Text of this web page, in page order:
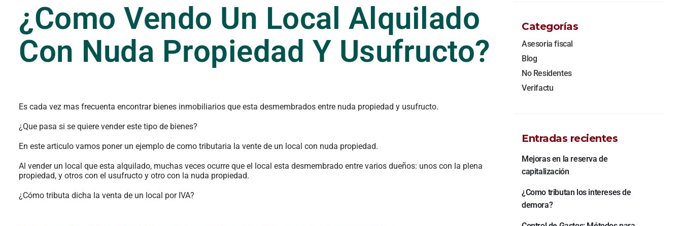
¿Como Vendo Un Local Alquilado
Con Nuda Propiedad Y Usufructo?
Es cada vez mas frecuenta encontrar bienes inmobiliarios que esta desmembrados entre nuda propiedad y usufructo.
¿Que pasa si se quiere vender este tipo de bienes?
En este articulo vamos poner un ejemplo de como tributaria la vente de un local con nuda propiedad.
Al vender un local que esta alquilado, muchas veces ocurre que el local esta desmembrado entre varios dueños: unos con la plena
propiedad, y otros con el usufructo y otro con la nuda propiedad.
¿Cómo tributa dicha la venta de un local por IVA?
Categorías
Asesoria fiscal
Blog
No Residentes
Verifactu
Entradas recientes
Mejoras en la reserva de
capitalización
¿Como tributan los intereses de
demora?